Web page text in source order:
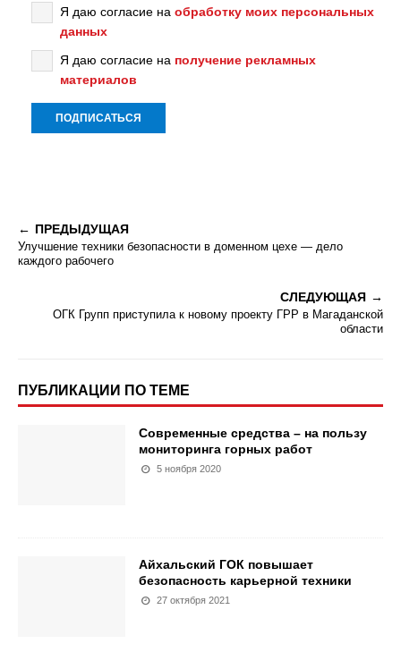
Я даю согласие на обработку моих персональных
данных
Я даю согласие на получение рекламных
материалов
ПРЕДЫДУЩАЯ
Улучшение техники безопасности в доменном цехе — дело
каждого рабочего
СЛЕДУЮЩАЯ
ОГК Групп приступила к новому проекту ГРР в Магаданской
области
ПУБЛИКАЦИИ ПО ТЕМЕ
Современные средства – на пользу
мониторинга горных работ
5 ноября 2020
Айхальский ГОК повышает
безопасность карьерной техники
27 октября 2021